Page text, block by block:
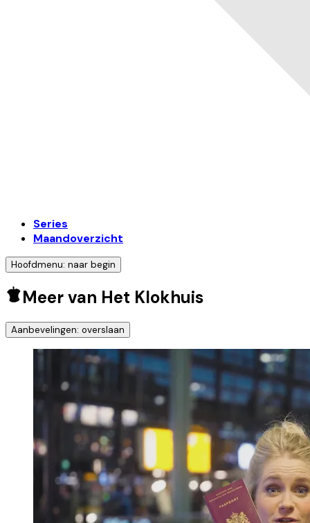
Series
Maandoverzicht
Hoofdmenu: naar begin
Meer van Het Klokhuis
Aanbevelingen: overslaan